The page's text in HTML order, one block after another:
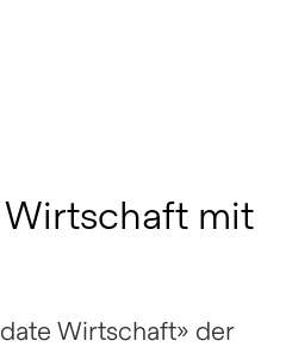
Wirtschaft mit
Wirtschaft» der